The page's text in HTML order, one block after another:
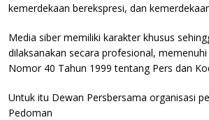
kemerdekaan berekspresi, dan
Media siber memiliki karakter khusus
dilaksanakan secara profesional,
Nomor 40 Tahun 1999 tentang Pers dan
Untuk itu Dewan Persbersama organisasi
Pedoman